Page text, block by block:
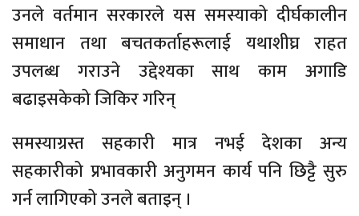
उनले वर्तमान सरकारले यस समस्याको दीर्घकालीन
समाधान तथा बचतकर्ताहरूलाई यथाशीघ्र राहत
उपलब्ध गराउने उद्देश्यका साथ काम अगाडि
बढाइसकेको जिकिर गरिन्
समस्याग्रस्त सहकारी मात्र नभई देशका अन्य
सहकारीको प्रभावकारी अनुगमन कार्य पनि छिट्टै सुरु
गर्न लागिएको उनले बताइन् ।